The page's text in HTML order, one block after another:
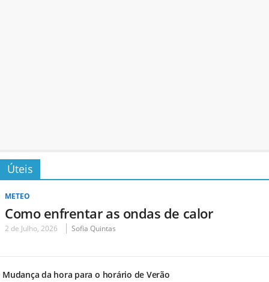
Úteis
METEO
Como enfrentar as ondas de calor
2 de Julho, 2026 Sofia Quintas
Mudança da hora para o horário de Verão